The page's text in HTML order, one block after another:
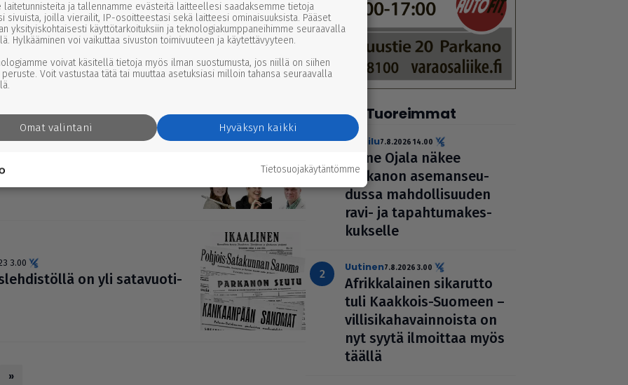
12.00
ja kootaan sitten
3.00
on yli sata­vuo­ti­
»
Tuoreimmat
urheilu7.8.2026 14.00
Janne Ojala näkee
Parkanon ase­man­seu­
dussa mah­dol­li­suu­den
ravi- ja tapah­tu­ma­kes­
kuk­selle
uutinen7.8.2026 3.00
Afrik­ka­lai­nen sikarutto
tuli Kaakkois-Suomeen –
vil­li­si­ka­ha­vain­noista on
nyt syytä ilmoittaa myös
täällä
laitetunnisteita ja tallennamme evästeitä laitteellesi saadaksemme tietoja
sivuista, joilla vierailit, IP-osoitteestasi sekä laitteesi ominaisuuksista. Pääset
yksityiskohtaisesti käyttötarkoituksiin ja teknologiakumppaneihimme seuraavalla
Hylkääminen voi vaikuttaa sivuston toimivuuteen ja käytettävyyteen.
voivat käsitellä tietoja myös ilman suostumusta, jos niillä on siihen
Voit vastustaa tätä tai muuttaa asetuksiasi milloin tahansa seuraavalla
Hyväksyn kaikki
Omat valintani
Tietosuojakäytäntömme